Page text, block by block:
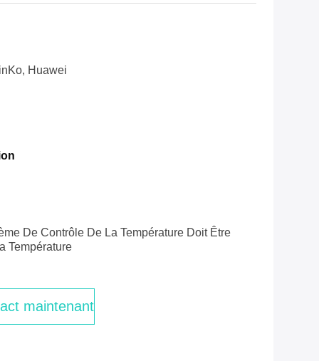
Huawei
De Contrôle De La Température Doit Être
Température
maintenant